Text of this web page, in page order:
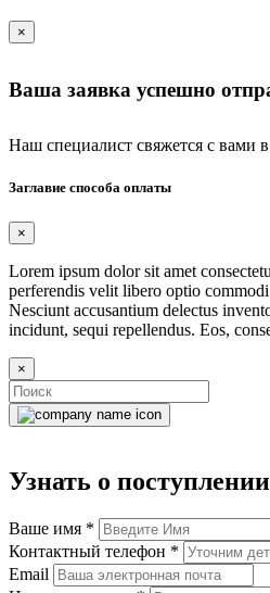
×
Ваша заявка успешно
Наш специалист свяжется с вами
Заглавие способа оплаты
×
Lorem ipsum dolor sit amet
perferendis velit libero optio
Nesciunt accusantium delectus
incidunt, sequi repellendus. Eos,
×
Узнать о поступлении
Ваше имя *
Контактный телефон *
Email